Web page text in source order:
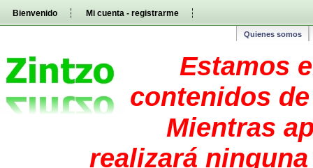
directamente
Bienvenido Mi cuenta - registrarme
Quienes somos
Estamos
contenidos
Mientras
realizará